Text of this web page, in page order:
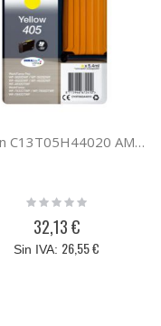
Epson C13T05H44020 AMARILLO 405XL DURABRITE
Rating:
32,13 €
26,55 €